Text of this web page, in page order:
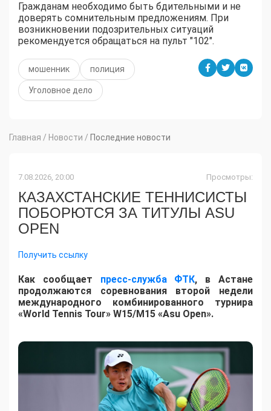
Гражданам необходимо быть бдительными и не
доверять сомнительным предложениям. При
возникновении подозрительных ситуаций
рекомендуется обращаться на пульт "102".
мошенник полиция
Уголовное дело
Главная / Новости / Последние новости
7.08.2026, 20:00 Просмотры:
КАЗАХСТАНСКИЕ ТЕННИСИСТЫ
ПОБОРЮТСЯ ЗА ТИТУЛЫ ASU
OPEN
Получить ссылку
Как сообщает пресс-служба ФТК, в Астане
продолжаются соревнования второй недели
международного комбинированного турнира
«World Tennis Tour» W15/M15 «Asu Open».